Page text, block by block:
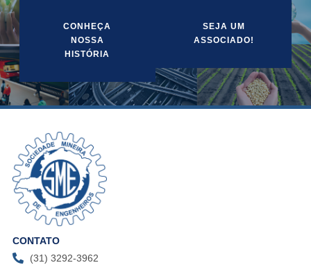
CONHEÇA
NOSSA
HISTÓRIA
SEJA UM
ASSOCIADO!
CONTATO
(31) 3292-3962